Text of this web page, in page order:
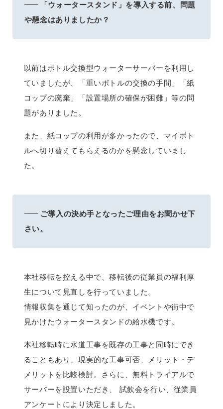
「ウォータースタンド」を導入する前、問題
や懸念はありましたか？
以前はボトル交換型ウォーターサーバーを利用し
ていましたが、「重いボトルの交換の手間」「紙
コップの廃棄」「設置場所の確保が困難」等の問
題がありました。
また、紙コップの利用が多かったので、マイボト
ルへ切り替えてもらえるのかを懸念していまし
た。
ご導入の決め手となったご理由をお聞かせ下
さい。
本社移転を控える中で、移転後の従業員の福利厚
生について見直しを行っていました。
情報収集を通じて知ったのが、イベントや街中で
見かけたウォータースタンドの給水機です。
本社移転時に水道工事を既存の工事と同時にでき
ることもあり、現実的な工事可否、メリット・デ
メリットを比較検討。さらに、無料トライアルで
サーバーを設置いただき、 試飲会を行い、従業員
アンケートにより決定しました。